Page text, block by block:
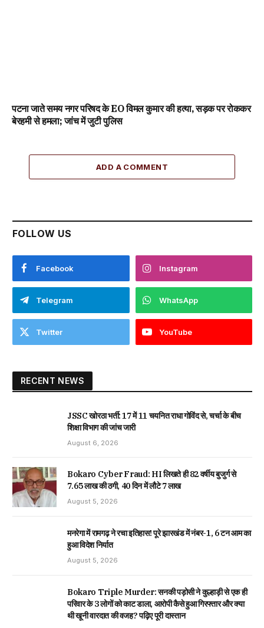
पटना जाते समय नगर परिषद के EO विमल कुमार की हत्या, सड़क पर रोककर
बेरहमी से हमला; जांच में जुटी पुलिस
ADD A COMMENT
FOLLOW US
Facebook Instagram
Telegram WhatsApp
Twitter YouTube
RECENT NEWS
JSSC खोरठा भर्ती: 17 में 11 चयनित राधा गोविंद से, चर्चा के बीच
शिक्षा विभाग की जांच जारी
August 6, 2026
Bokaro Cyber Fraud: HI लिखते ही 82 वर्षीय बुजुर्ग से
₹7.65 लाख की ठगी, 40 दिन में लौटे ₹7 लाख
August 5, 2026
मनरेगा में रामगढ़ ने रचा इतिहास! पूरे झारखंड में नंबर-1, 6 टन आम का
हुआ विदेश निर्यात
August 5, 2026
Bokaro Triple Murder: सनकी पड़ोसी ने कुल्हाड़ी से एक ही
परिवार के 3 लोगों को काट डाला, आरोपी कैसे हुआ गिरफ्तार और क्या
थी खूनी वारदात की वजह? पढ़िए पूरी दास्तान